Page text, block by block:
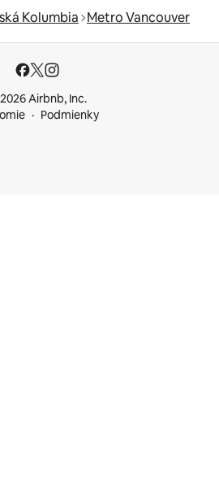
Kolumbia Metro Vancouver
Airbnb, Inc.
Podmienky